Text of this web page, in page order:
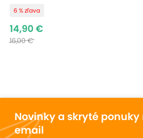
6 % zľava
14,90 €
16,00 €
Novinky a skryté ponuky
email